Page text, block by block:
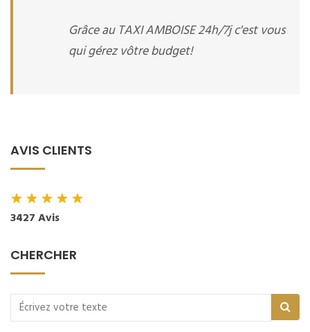
Grâce au TAXI AMBOISE 24h/7j c'est vous
qui gérez vôtre budget!
AVIS CLIENTS
★★★★★
3427 Avis
CHERCHER